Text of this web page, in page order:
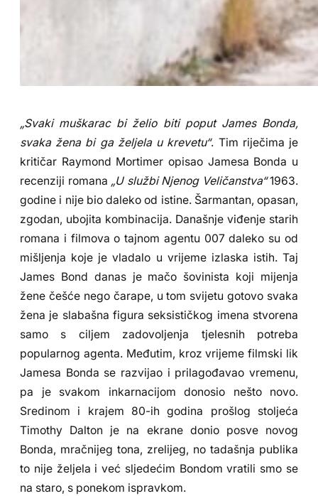
„Svaki muškarac bi želio biti poput James Bonda,
svaka žena bi ga željela u krevetu“. Tim riječima je
kritičar Raymond Mortimer opisao Jamesa Bonda u
recenziji romana „U službi Njenog Veličanstva“1963.
godine i nije bio daleko od istine. Šarmantan, opasan,
zgodan, ubojita kombinacija. Današnje viđenje starih
romana i filmova o tajnom agentu 007 daleko su od
mišljenja koje je vladalo u vrijeme izlaska istih. Taj
James Bond danas je mačo šovinista koji mijenja
žene češće nego čarape, u tom svijetu gotovo svaka
žena je slabašna figura seksističkog imena stvorena
samo s ciljem zadovoljenja tjelesnih potreba
popularnog agenta. Međutim, kroz vrijeme filmski lik
Jamesa Bonda se razvijao i prilagođavao vremenu,
pa je svakom inkarnacijom donosio nešto novo.
Sredinom i krajem 80-ih godina prošlog stoljeća
Timothy Dalton je na ekrane donio posve novog
Bonda, mračnijeg tona, zrelijeg, no tadašnja publika
to nije željela i već sljedećim Bondom vratili smo se
na staro, s ponekom ispravkom.